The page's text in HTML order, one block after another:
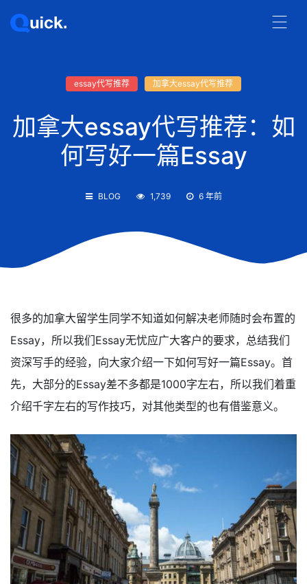
essay代写推荐 加拿大essay代写推荐
加拿大essay代写推荐：如
何写好一篇Essay
BLOG 1,739 6 年前
很多的加拿大留学生同学不知道如何解决老师随时会布置的
Essay，所以我们Essay无忧应广大客户的要求，总结我们
资深写手的经验，向大家介绍一下如何写好一篇Essay。首
先，大部分的Essay差不多都是1000字左右，所以我们着重
介绍千字左右的写作技巧，对其他类型的也有借鉴意义。